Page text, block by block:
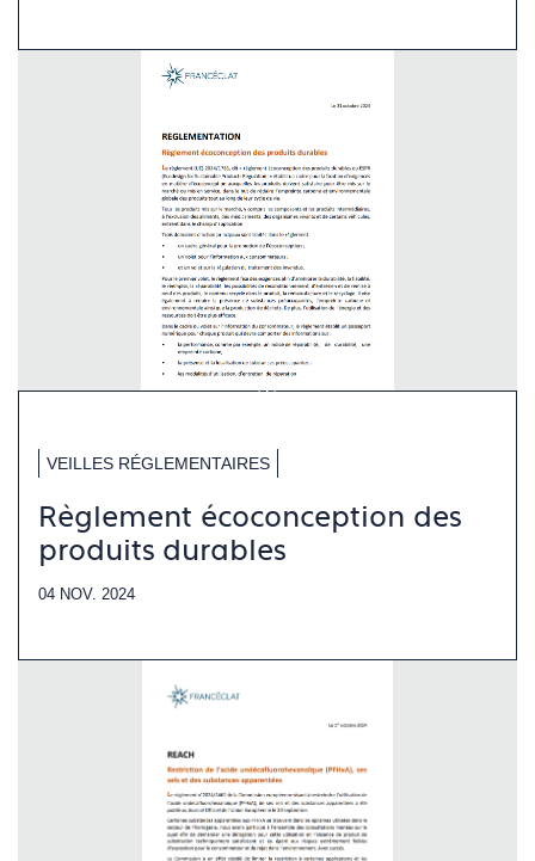
VEILLES RÉGLEMENTAIRES
Règlement écoconception des
produits durables
04 NOV. 2024